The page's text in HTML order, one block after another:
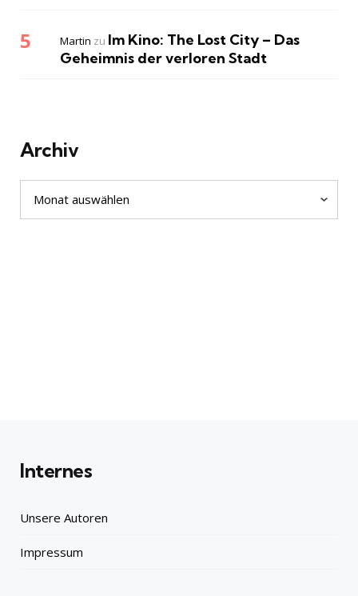
Martin zu Im Kino: The Lost City – Das
Geheimnis der verloren Stadt
Archiv
Internes
Unsere Autoren
Impressum